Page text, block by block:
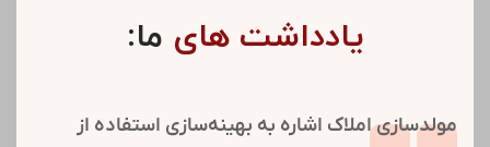
یادداشت های ما:
مولدسازی املاک اشاره به بهینه‌سازی استفاده از